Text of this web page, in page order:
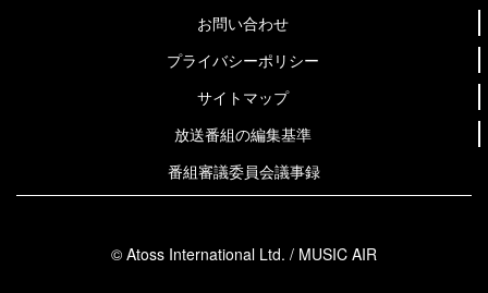
お問い合わせ
プライバシーポリシー
サイトマップ
放送番組の編集基準
番組審議委員会議事録
© Atoss International Ltd. / MUSIC AIR